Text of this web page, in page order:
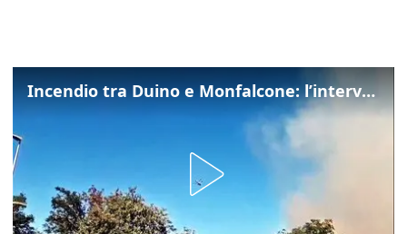
Incendio tra Duino e Monfalcone: l’intervento dei vigili del fuoco